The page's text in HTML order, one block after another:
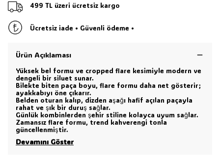
499 TL üzeri ücretsiz kargo
Ücretsiz iade • Güvenli ödeme •
Ürün Açıklaması
Yüksek bel formu ve cropped flare kesimiyle modern ve
dengeli bir siluet sunar.
Bilekte biten paça boyu, flare formu daha net gösterir;
ayakkabıyı öne çıkarır.
Belden oturan kalıp, dizden aşağı hafif açılan paçayla
rahat ve şık bir duruş sağlar.
Günlük kombinlerden şehir stiline kolayca uyum sağlar.
Zamansız flare formu, trend kahverengi tonla
güncellenmiştir.
Devamını Göster